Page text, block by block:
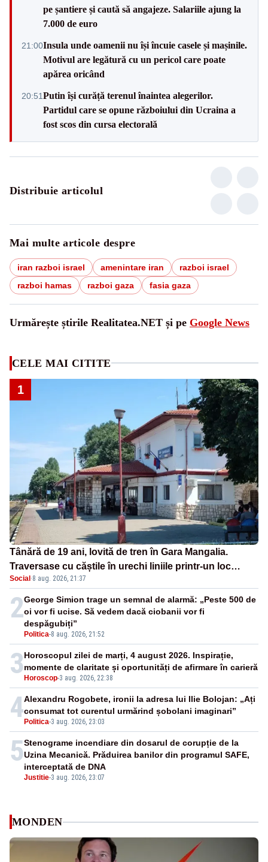
pe șantiere și caută să angajeze. Salariile ajung la
7.000 de euro
21:00Insula unde oamenii nu își încuie casele și mașinile.
Motivul are legătură cu un pericol care poate
apărea oricând
20:51Putin își curăță terenul înaintea alegerilor.
Partidul care se opune războiului din Ucraina a
fost scos din cursa electorală
Distribuie articolul
Mai multe articole despre
iran razboi israel amenintare iran
razboi israel
razboi hamas
razboi gaza fasia gaza
Urmărește știrile Realitatea.NET și pe Google News
CELE MAI CITITE
1
Tânără de 19 ani, lovită de tren în Gara Mangalia.
Traversase cu căștile în urechi liniile printr-un loc
nepermis
Social ·8 aug. 2026, 21:37
2
Politica-8 aug. 2026, 21:52
George Simion trage un semnal de alarmă: „Peste 500 de
oi vor fi ucise. Să vedem dacă ciobanii vor fi
despăgubiți”
3 Horoscop-3 aug. 2026, 22:38
Horoscopul zilei de marți, 4 august 2026. Inspirație,
momente de claritate și oportunități de afirmare în carieră
4 Politica-3 aug. 2026, 23:03
Alexandru Rogobete, ironii la adresa lui Ilie Bolojan: „Ați
consumat tot curentul urmărind șobolani imaginari”
5
Justitie-3 aug. 2026, 23:07
Stenograme incendiare din dosarul de corupție de la
Uzina Mecanică. Prăduirea banilor din programul SAFE,
interceptată de DNA
MONDEN